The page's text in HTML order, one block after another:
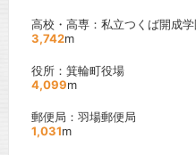
高校・高専：私立つくば開成
3,742m
役所：箕輪町役場
4,099m
郵便局：羽場郵便局
1,031m